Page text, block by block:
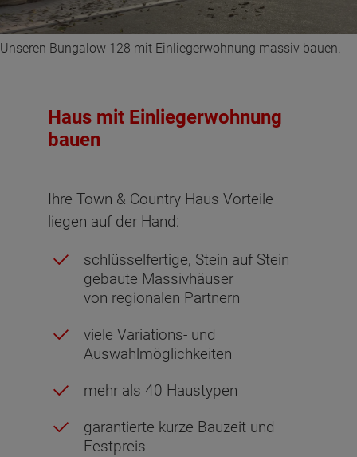
Unseren Bungalow 128 mit Einliegerwohnung massiv bauen.
Haus mit Einliegerwohnung
bauen
Ihre Town & Country Haus Vorteile
liegen auf der Hand:
schlüsselfertige, Stein auf Stein
gebaute Massivhäuser
von regionalen Partnern
viele Variations- und
Auswahlmöglichkeiten
mehr als 40 Haustypen
garantierte kurze Bauzeit und
Festpreis